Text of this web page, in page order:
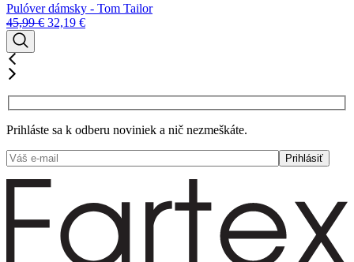
Pulóver dámsky - Tom Tailor
45,99€ 32,19 €
Prihláste sa k odberu noviniek a nič nezmeškáte.